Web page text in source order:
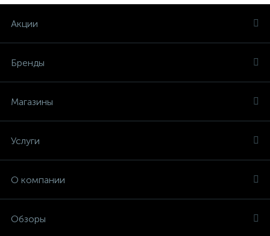
Акции
Бренды
Магазины
Услуги
О компании
Обзоры